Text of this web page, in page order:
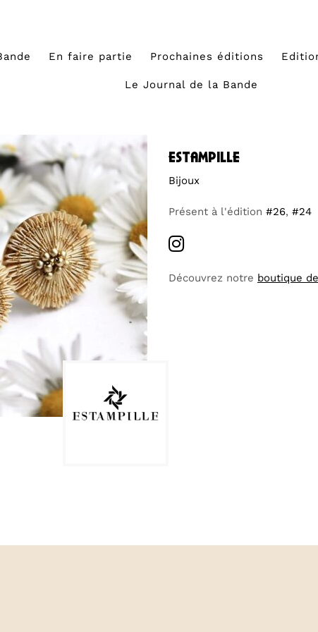
En faire partie Prochaines éditions
Le Journal de la Bande
estampille
Bijoux
Présent à l'édition #26, #24
Découvrez notre boutique